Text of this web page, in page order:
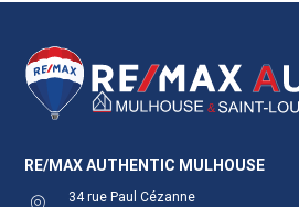
RE/MAX AUTHENTIC MULHOUSE
34 rue Paul Cézanne